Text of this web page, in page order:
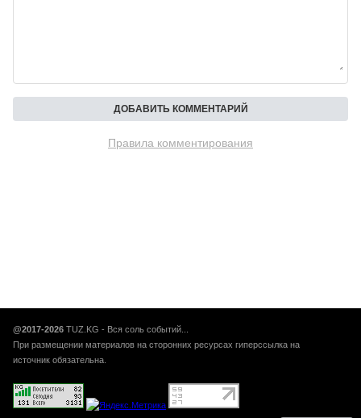
Правила комментирования
@2017-2026 TUZ.KG - Вся соль событий...
При размещении материалов на сторонних ресурсах гиперссылка на
источник обязательна.